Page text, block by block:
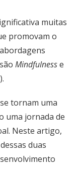
muitas
promovam o
Mindfulnesse
tornam uma
uma jornada de
Neste artigo,
duas